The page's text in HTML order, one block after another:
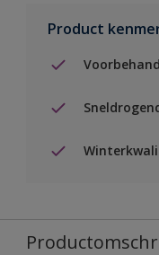
Product